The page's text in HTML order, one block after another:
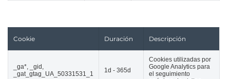
Cookie Duración Descripción
_ga*, _gid,
_gat_gtag_UA_50331531_1
1d - 365d
Cookies utilizadas por
Google Analytics para
el seguimiento